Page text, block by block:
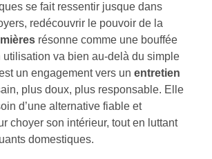
se fait ressentir jusque dans
redécouvrir le pouvoir de la
résonne comme une bouffée
utilisation va bien au-delà du simple
un engagement vers un entretien
plus doux, plus responsable. Elle
d’une alternative fiable et
choyer son intérieur, tout en luttant
domestiques.